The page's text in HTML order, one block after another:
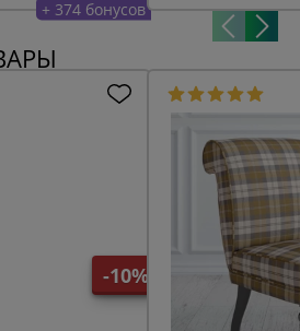
+ 374 бонусов
-10%